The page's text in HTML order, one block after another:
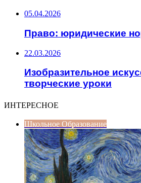
05.04.2026
Право: юридические
22.03.2026
Изобразительное
творческие уроки
ИНТЕРЕСНОЕ
Школьное Образование